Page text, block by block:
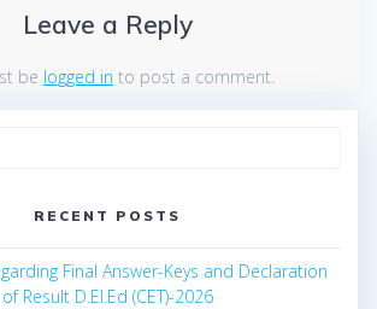
Leave a Reply
be logged in to post a comment.
RECENT POSTS
Final Answer-Keys and Declaration
of Result D.El.Ed (CET)-2026